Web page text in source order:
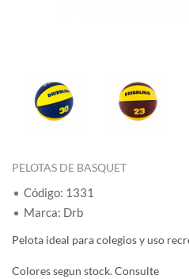
PELOTAS DE BASQUET
Código: 1331
Marca: Drb
Pelota ideal para colegios y uso
Colores segun stock. Consulte